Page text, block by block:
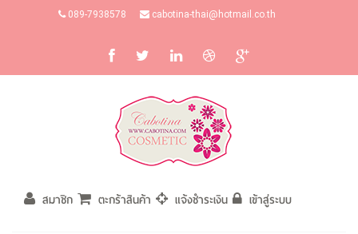
089-7938578 cabotina-thai@hotmail.co.th
สมาชิก ตะกร้าสินค้า แจ้งชำระเงิน เข้าสู่ระบบ